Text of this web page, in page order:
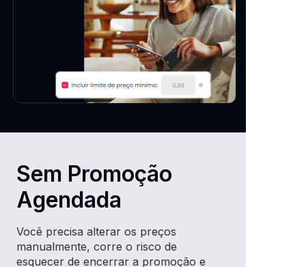
Sem Promoção
Agendada
Você precisa alterar os preços
manualmente, corre o risco de
esquecer de encerrar a promoção e